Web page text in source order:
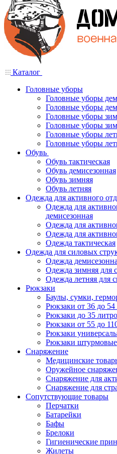
Каталог
Головные уборы
Головные уборы
Головные уборы
Головные уборы
Головные уборы
Головные уборы
Головные уборы
Обувь
Обувь тактическая
Обувь демисезонная
Обувь зимняя
Обувь летняя
Одежда для активного
Одежда для
демисезонная
Одежда для
Одежда для
Одежда тактическая
Одежда для силовых
Одежда
Одежда зимняя для
Одежда летняя для
Рюкзаки
Баулы, сумки,
Рюкзаки от 36 до 54
Рюкзаки до 35
Рюкзаки от 55 до
Рюкзаки
Рюкзаки штурмовые
Снаряжение
Медицинские
Оружейное
Снаряжение для
Снаряжение для
Сопутствующие товары
Перчатки
Батарейки
Бафы
Брелоки
Гигиенические
Жилеты